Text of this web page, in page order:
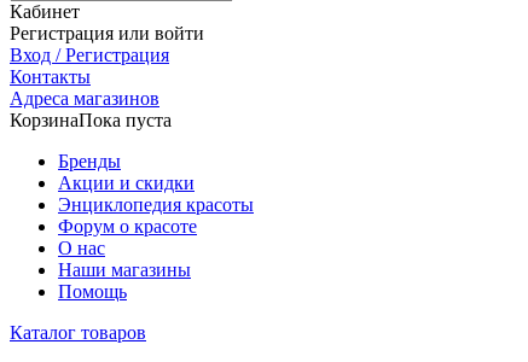
Кабинет
Регистрация или войти
Вход / Регистрация
Контакты
Адреса магазинов
КорзинаПока пуста
Бренды
Акции и скидки
Энциклопедия красоты
Форум о красоте
О нас
Наши магазины
Помощь
Каталог товаров